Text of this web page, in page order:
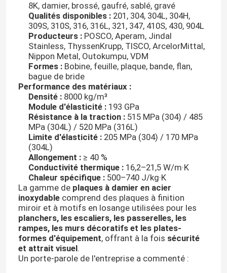
8K, damier, brossé, gaufré, sablé, gravé
Qualités disponibles :201, 304, 304L, 304H,
309S, 310S, 316, 316L, 321, 347, 410S, 430, 904L
Producteurs :POSCO, Aperam, Jindal
Stainless, ThyssenKrupp, TISCO, ArcelorMittal,
Nippon Metal, Outokumpu, VDM
Formes :Bobine, feuille, plaque, bande, flan,
bague de bride
Performance des matériaux :
Densité :8000 kg/m³
Module d'élasticité :193 GPa
Résistance à la traction :515 MPa (304) / 485
MPa (304L) / 520 MPa (316L)
Limite d'élasticité :205 MPa (304) / 170 MPa
(304L)
Allongement :≥ 40 %
Conductivité thermique :16,2–21,5 W/m·K
Chaleur spécifique :500–740 J/kg·K
La gamme de plaques à damier en acier
inoxydablecomprend des plaques à finition
miroir et à motifs en losange utilisées pour les
planchers, les escaliers, les passerelles, les
rampes, les murs décoratifs et les plates-
formes d'équipement, offrant à la fois sécurité
et attrait visuel.
Un porte-parole de l'entreprise a commenté :